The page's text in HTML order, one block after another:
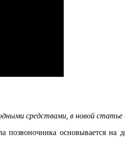
средствами, в новой
основывается на